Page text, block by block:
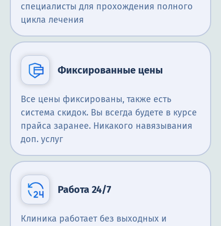
специалисты для прохождения полного
цикла лечения
Фиксированные цены
Все цены фиксированы, также есть
система скидок. Вы всегда будете в курсе
прайса заранее. Никакого навязывания
доп. услуг
Работа 24/7
Клиника работает без выходных и